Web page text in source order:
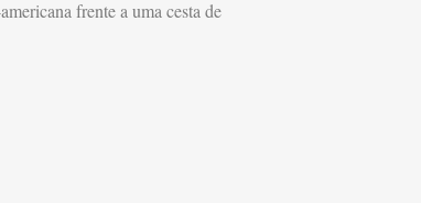
frente a uma cesta de